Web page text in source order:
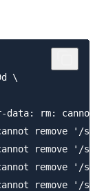
\
data: rm:
remove
remove '/
remove '/
remove '/